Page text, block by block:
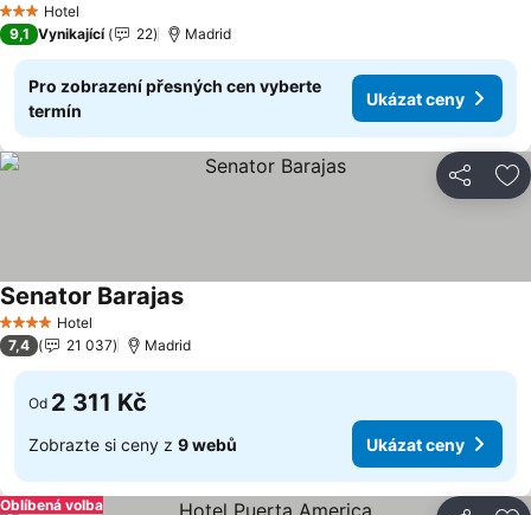
3 Počet hvězdiček
Hotel
9,1 Vynikající 22 Madrid
Pro zobrazení přesných cen vyberte
termín
Ukázat ceny
Sdílet
4 Počet hvězdiček
Hotel
Senator Barajas
7,4 21 037 Madrid
Od 2 311 Kč
Zobrazte si ceny z 9 webů Ukázat ceny
Oblíbená volba